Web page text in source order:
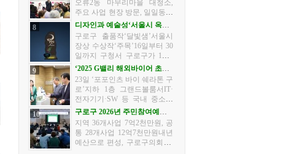
층 대강당에서 연다.이번 행
사...
오류2동 마무리마을 대청소,
주요 사업 현장 방문, 일일동장
등 구로구가 지난 10월 14일 오
류1동을 시작으로 ‘2025년 하
반기 구청장 동 방문’ 일정에
나섰다.구청장 동 방문은 구
민...
8
디자인과 예술성‘서울시 옥외
광고 수상작’전시
구로구 출품작‘달빛샘’서울시
장상 수상작‘주목’16일부터 30
일까지 구청서 구로구가 10월
16일부터 30일까지 구청에서
‘2025년 서울시 옥외광고대상
공모전’ 수상작 전시회를 연다.
이번 전시회는 서울시와 (사)...
9
‘2025 G밸리 해외바이어 초청
수출상담회’개최
23일 ‘포포인츠 바이 쉐라톤 구
로’지하 1층 그랜드볼룸서IT·
전자기기·SW 등 국내 중소기
업 63개사, 해외 바이어 30개사
참가 구로구가 23일 서울경제
진흥원·금천구·한국산업단지
공단과 함께 ‘2025 G밸리 해
외...
10
구로구 2026년 주민참여예산
사업 최종 선정
지역 36개사업 7억2천만원, 공
통 28개사업 12억7천만원내년
예산으로 편성, 구로구의회 심